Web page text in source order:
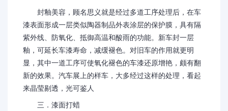
封釉美容，顾名思义就是经过多道工序处理后，在车
漆表面形成一层类似陶器制品外表涂层的保护膜，具有隔
紫外线、防氧化、抵御高温和酸雨的功能。新车封一层
釉，可延长车漆寿命，减缓褪色。对旧车的作用就更明
显，其中一道工序可使氧化褪色的车漆还原增艳，颇有翻
新的效果。汽车展上的样车，大多经过这样的处理，看起
来晶莹剔透，光可鉴人
三．漆面打蜡